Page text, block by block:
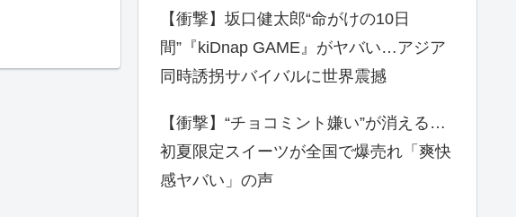
【衝撃】坂口健太郎“命がけの10日
間”『kiDnap GAME』がヤバい…アジア
同時誘拐サバイバルに世界震撼
【衝撃】“チョコミント嫌い”が消える…
初夏限定スイーツが全国で爆売れ「爽快
感ヤバい」の声